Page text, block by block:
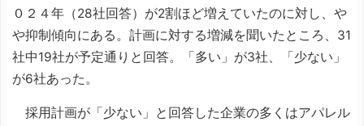
０２４年（28社回答）が2割ほど増えていたのに対し、や
や抑制傾向にある。計画に対する増減を聞いたところ、31
社中19社が予定通りと回答。「多い」が3社、「少ない」
が6社あった。
採用計画が「少ない」と回答した企業の多くはアパレル